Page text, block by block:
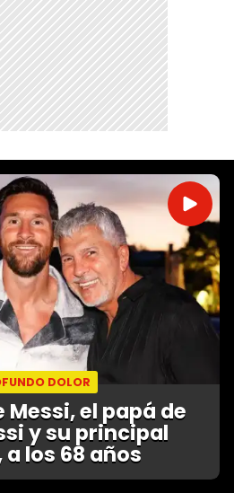
DOLOR
el papá de
y su principal
los 68 años